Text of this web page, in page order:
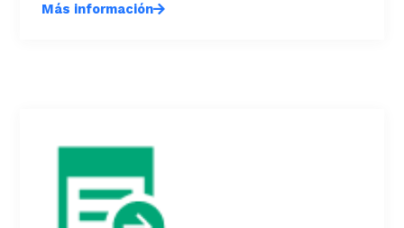
Más información